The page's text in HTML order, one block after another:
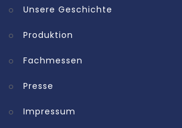
Unsere Geschichte
Produktion
Fachmessen
Presse
Impressum